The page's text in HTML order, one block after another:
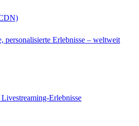
personalisierte Erlebnisse – weltweit
Erlebnisse